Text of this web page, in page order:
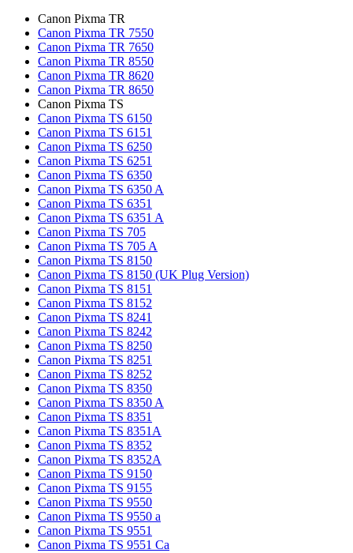
Canon Pixma TR
Canon Pixma TR 7550
Canon Pixma TR 7650
Canon Pixma TR 8550
Canon Pixma TR 8620
Canon Pixma TR 8650
Canon Pixma TS
Canon Pixma TS 6150
Canon Pixma TS 6151
Canon Pixma TS 6250
Canon Pixma TS 6251
Canon Pixma TS 6350
Canon Pixma TS 6350 A
Canon Pixma TS 6351
Canon Pixma TS 6351 A
Canon Pixma TS 705
Canon Pixma TS 705 A
Canon Pixma TS 8150
Canon Pixma TS 8150 (UK Plug Version)
Canon Pixma TS 8151
Canon Pixma TS 8152
Canon Pixma TS 8241
Canon Pixma TS 8242
Canon Pixma TS 8250
Canon Pixma TS 8251
Canon Pixma TS 8252
Canon Pixma TS 8350
Canon Pixma TS 8350 A
Canon Pixma TS 8351
Canon Pixma TS 8351A
Canon Pixma TS 8352
Canon Pixma TS 8352A
Canon Pixma TS 9150
Canon Pixma TS 9155
Canon Pixma TS 9550
Canon Pixma TS 9550 a
Canon Pixma TS 9551
Canon Pixma TS 9551 Ca